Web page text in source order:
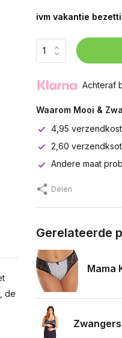
de
ivm vakantie
Achteraf
Waarom Mooi &
4,95
2,60
Andere maat
Delen
Gerelateerde
Mama